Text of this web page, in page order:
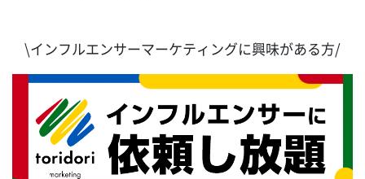
\インフルエンサーマーケティングに興味がある方/